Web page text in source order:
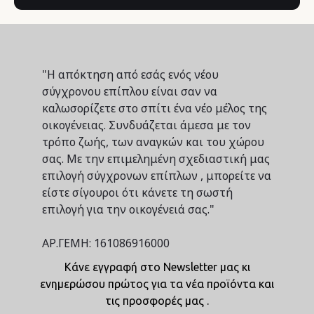
"Η απόκτηση από εσάς ενός νέου
σύγχρονου επίπλου είναι σαν να
καλωσορίζετε στο σπίτι ένα νέο μέλος της
οικογένειας. Συνδυάζεται άμεσα με τον
τρόπο ζωής, των αναγκών και του χώρου
σας. Με την επιμελημένη σχεδιαστική μας
επιλογή σύγχρονων επίπλων , μπορείτε να
είστε σίγουροι ότι κάνετε τη σωστή
επιλογή για την οικογένειά σας."
ΑΡ.ΓΕΜΗ: 161086916000
Κάνε εγγραφή στο Newsletter μας κι
ενημερώσου πρώτος για τα νέα προϊόντα και
τις προσφορές μας .